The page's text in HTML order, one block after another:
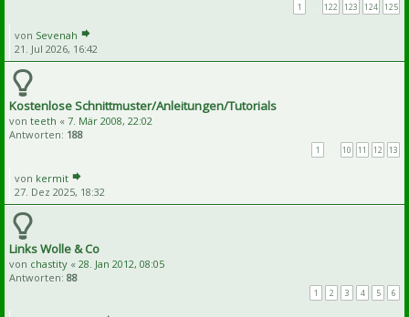
1 122 123 124 125
von Sevenah
21. Jul 2026, 16:42
Kostenlose Schnittmuster/Anleitungen/Tutorials
von teeth « 7. Mär 2008, 22:02
Antworten: 188
1 10 11 12 13
von kermit
27. Dez 2025, 18:32
Links Wolle & Co
von chastity « 28. Jan 2012, 08:05
Antworten: 88
1 2 3 4 5 6